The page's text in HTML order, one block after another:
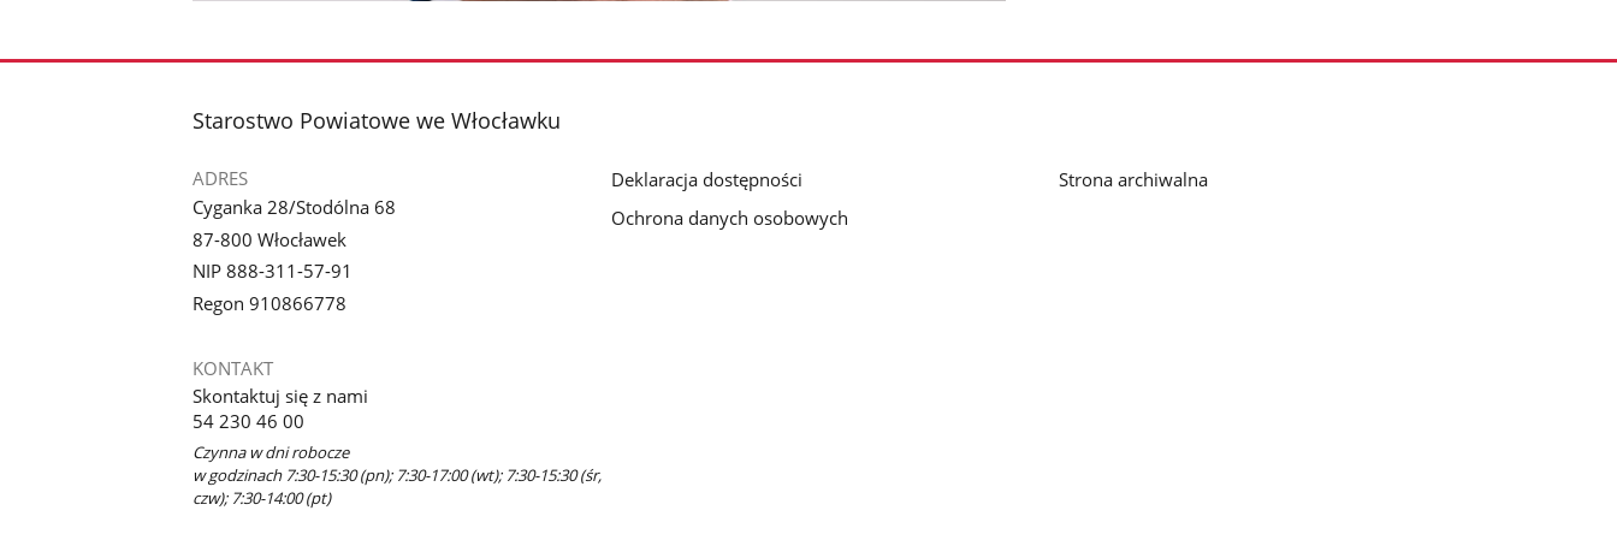
stopka
Starostwo Powiatowe we Włocławku
ADRES
Cyganka 28/Stodólna 68
87-800 Włocławek
NIP 888-311-57-91
Regon 910866778
KONTAKT
Skontaktuj się z nami
54 230 46 00
Czynna w dni robocze
w godzinach 7:30-15:30 (pn); 7:30-17:00 (wt); 7:30-15:30 (śr,
czw); 7:30-14:00 (pt)
Deklaracja dostępności
Ochrona danych osobowych
Strona archiwalna